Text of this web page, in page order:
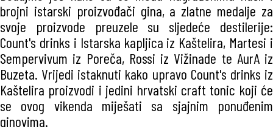
brojni istarski proizvođači gina, a zlatne medalje za
svoje proizvode preuzele su sljedeće destilerije:
Count's drinks i Istarska kapljica iz Kaštelira, Martesi i
Sempervivum iz Poreča, Rossi iz Vižinade te AurA iz
Buzeta. Vrijedi istaknuti kako upravo Count's drinks iz
Kaštelira proizvodi i jedini hrvatski craft tonic koji će
se ovog vikenda miješati sa sjajnim ponuđenim
ginovima.